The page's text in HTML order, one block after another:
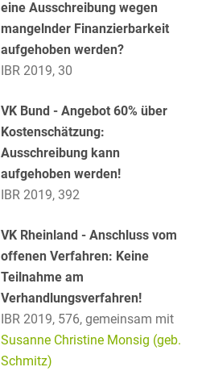
eine Ausschreibung wegen
mangelnder Finanzierbarkeit
aufgehoben werden?
IBR 2019, 30
VK Bund - Angebot 60% über
Kostenschätzung:
Ausschreibung kann
aufgehoben werden!
IBR 2019, 392
VK Rheinland - Anschluss vom
offenen Verfahren: Keine
Teilnahme am
Verhandlungsverfahren!
IBR 2019, 576, gemeinsam mit
Susanne Christine Monsig (geb.
Schmitz)